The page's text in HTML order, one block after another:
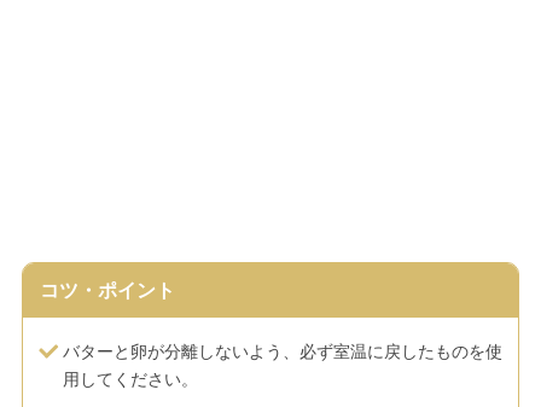
コツ・ポイント
バターと卵が分離しないよう、必ず室温に戻したものを使
用してください。